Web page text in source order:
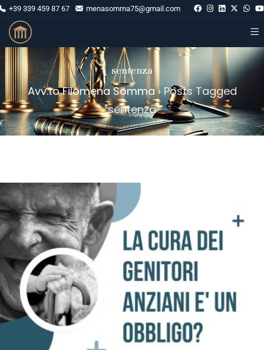
+39 339 459 87 67 menasomma75@gmail.com
sentenza
Avv.to Filomena Somma›Posts Tagged
"sentenza"